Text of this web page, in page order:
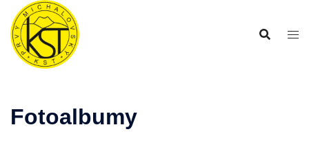
Preskočiť
obsah
Fotoalbumy